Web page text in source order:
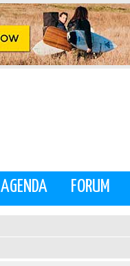
AGENDA FORUM